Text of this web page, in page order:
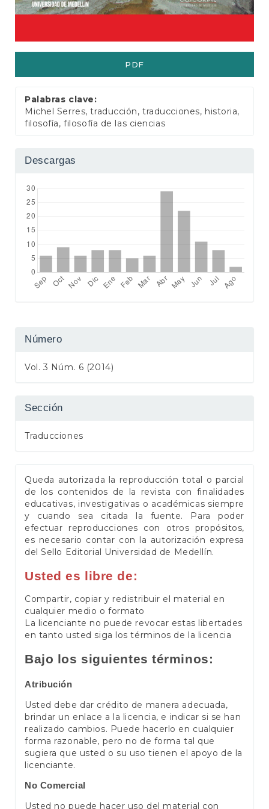
e
l
PDF
Palabras clave:
Michel Serres, traducción, traducciones, historia,
filosofía, filosofía de las ciencias
Descargas
Número
Vol. 3 Núm. 6 (2014)
Sección
Traducciones
Queda autorizada la reproducción total o parcial
de los contenidos de la revista con finalidades
educativas, investigativas o académicas siempre
y cuando sea citada la fuente. Para poder
efectuar reproducciones con otros propósitos,
es necesario contar con la autorización expresa
del Sello Editorial Universidad de Medellín.
Usted es libre de:
Compartir, copiar y redistribuir el material en
cualquier medio o formato
La licenciante no puede revocar estas libertades
en tanto usted siga los términos de la licencia
Bajo los siguientes términos:
Atribución
Usted debe dar crédito de manera adecuada,
brindar un enlace a la licencia, e indicar si se han
realizado cambios. Puede hacerlo en cualquier
forma razonable, pero no de forma tal que
sugiera que usted o su uso tienen el apoyo de la
licenciante.
No Comercial
Usted no puede hacer uso del material con